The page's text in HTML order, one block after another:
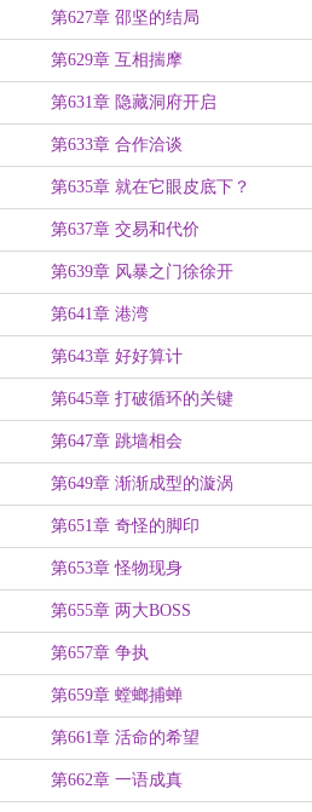
第627章 邵坚的结局
第629章 互相揣摩
第631章 隐藏洞府开启
第633章 合作洽谈
第635章 就在它眼皮底下？
第637章 交易和代价
第639章 风暴之门徐徐开
第641章 港湾
第643章 好好算计
第645章 打破循环的关键
第647章 跳墙相会
第649章 渐渐成型的漩涡
第651章 奇怪的脚印
第653章 怪物现身
第655章 两大BOSS
第657章 争执
第659章 螳螂捕蝉
第661章 活命的希望
第662章 一语成真